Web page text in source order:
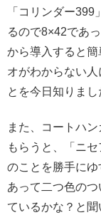
「コリンダー
るので8×42であ
から導入すると
オがわからない
とを今日知りまし
また、コートハ
もらうと、「ニ
のことを勝手に
あって二つ色の
ているかな？と